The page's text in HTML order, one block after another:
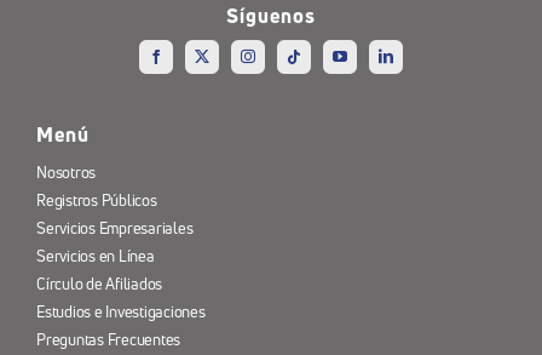
Síguenos
Menú
Nosotros
Registros Públicos
Servicios Empresariales
Servicios en Línea
Círculo de Afiliados
Estudios e Investigaciones
Preguntas Frecuentes